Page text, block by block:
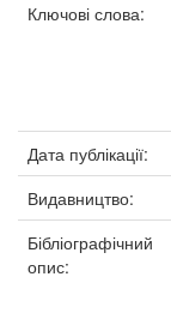
Ключові слова:
Дата публікації:
Видавництво:
Бібліографічний
опис: